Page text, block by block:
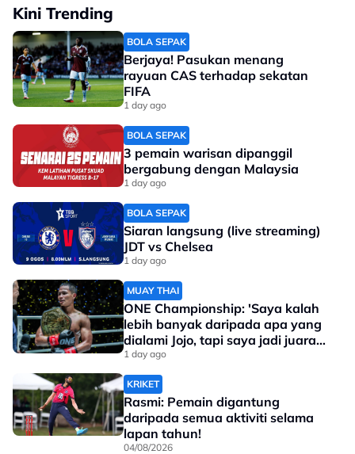
Kini Trending
BOLA SEPAK
Berjaya! Pasukan menang
rayuan CAS terhadap sekatan
FIFA
1 day ago
BOLA SEPAK
3 pemain warisan dipanggil
bergabung dengan Malaysia
1 day ago
BOLA SEPAK
Siaran langsung (live streaming)
JDT vs Chelsea
1 day ago
MUAY THAI
ONE Championship: 'Saya kalah
lebih banyak daripada apa yang
dialami Jojo, tapi saya jadi juara
dunia'
1 day ago
KRIKET
Rasmi: Pemain digantung
daripada semua aktiviti selama
lapan tahun!
04/08/2026